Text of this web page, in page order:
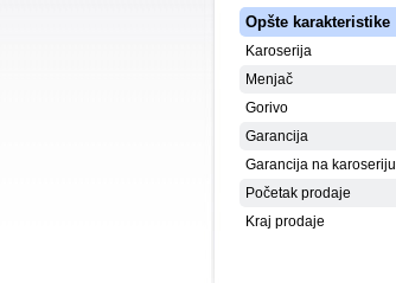
Opšte karakteristike
Karoserija
Menjač
Gorivo
Garancija
Garancija na karoseriju
Početak prodaje
Kraj prodaje